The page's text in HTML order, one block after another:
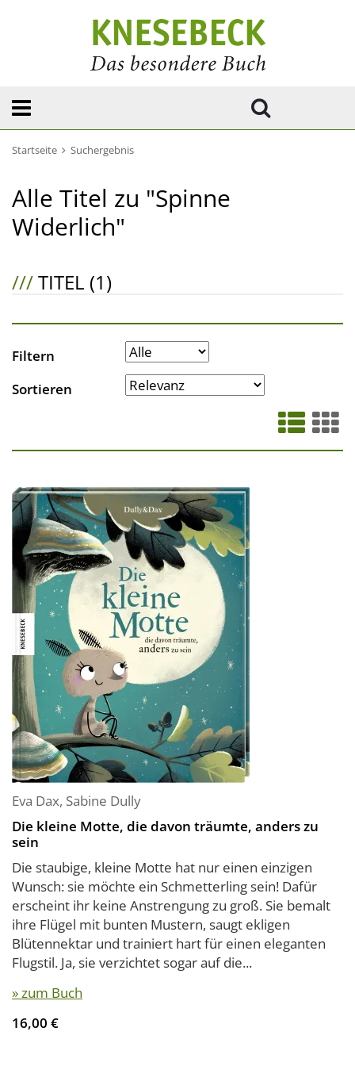
Startseite Suchergebnis
Alle Titel zu "Spinne
Widerlich"
///TITEL (1)
Filtern
Sortieren
Eva Dax, Sabine Dully
Die kleine Motte, die davon träumte, anders zu
sein
Die staubige, kleine Motte hat nur einen einzigen
Wunsch: sie möchte ein Schmetterling sein! Dafür
erscheint ihr keine Anstrengung zu groß. Sie bemalt
ihre Flügel mit bunten Mustern, saugt ekligen
Blütennektar und trainiert hart für einen eleganten
Flugstil. Ja, sie verzichtet sogar auf die...
» zum Buch
16,00 €